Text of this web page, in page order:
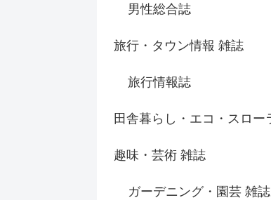
男性総合誌
旅行・タウン情報 雑誌
旅行情報誌
田舎暮らし・エコ・スロー
趣味・芸術 雑誌
ガーデニング・園芸 雑誌